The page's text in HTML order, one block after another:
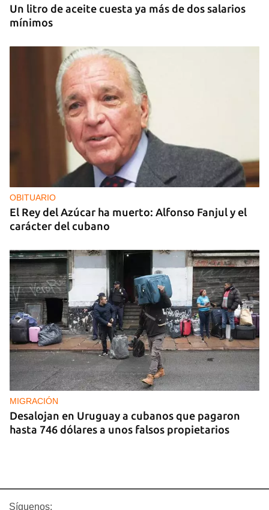
Un litro de aceite cuesta ya más de dos salarios
mínimos
OBITUARIO
El Rey del Azúcar ha muerto: Alfonso Fanjul y el
carácter del cubano
MIGRACIÓN
Desalojan en Uruguay a cubanos que pagaron
hasta 746 dólares a unos falsos propietarios
Síguenos: